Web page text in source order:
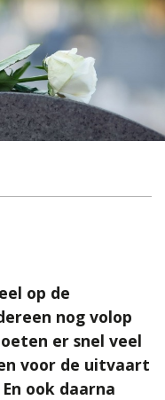
op de
nog volop
er snel veel
voor de uitvaart
ook daarna